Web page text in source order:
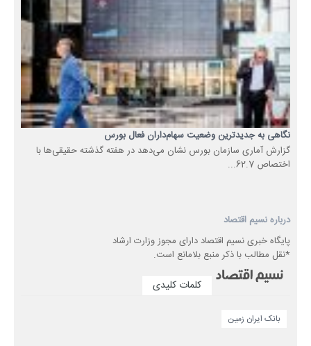
نگاهی به جدیدترین وضعیت سهام‌داران فعال بورس
گزارش آماری سازمان بورس نشان می‌دهد در هفته گذشته حقیقی‌ها با
اختصاص 62.7...
درباره نسیم اقتصاد
پایگاه خبری نسیم اقتصاد دارای مجوز وزارت ارشاد
*نقل مطالب با ذکر منبع بلامانع است.
کلمات کلیدی
بانک ایران زمین